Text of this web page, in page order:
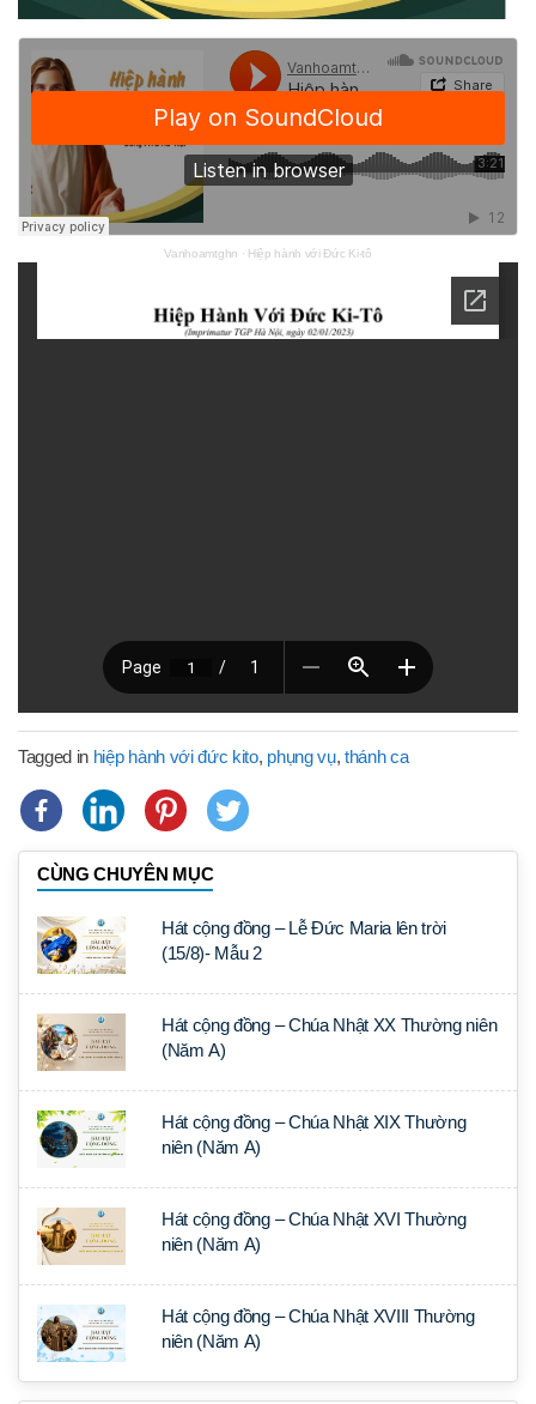
Vanhoamtghn · Hiệp hành với Đức Ki-tô
Tagged in hiệp hành với đức kito, phụng vụ, thánh ca
CÙNG CHUYÊN MỤC
Hát cộng đồng – Lễ Đức Maria lên trời
(15/8)- Mẫu 2
Hát cộng đồng – Chúa Nhật XX Thường niên
(Năm A)
Hát cộng đồng – Chúa Nhật XIX Thường
niên (Năm A)
Hát cộng đồng – Chúa Nhật XVI Thường
niên (Năm A)
Hát cộng đồng – Chúa Nhật XVIII Thường
niên (Năm A)